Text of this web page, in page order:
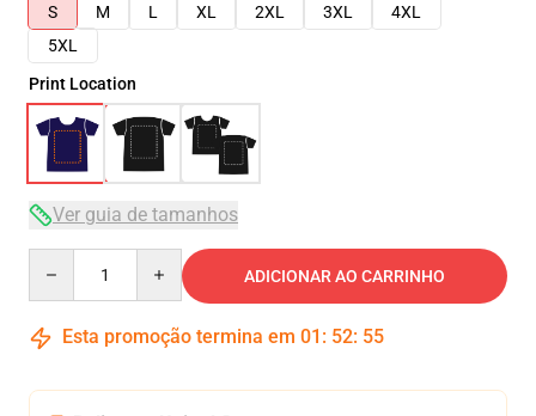
S
M L XL 2XL 3XL
4XL
5XL
Print Location
Ver guia de tamanhos
ADICIONAR AO CARRINHO
Esta promoção termina em 01 : 52: 54